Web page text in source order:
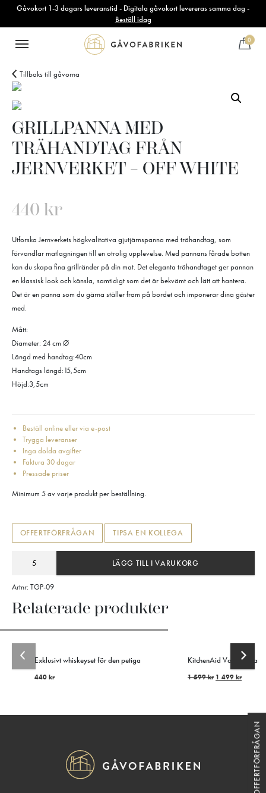
Gåvokort 1-3 dagars leveranstid - Digitala gåvokort levereras samma dag -
Beställ idag
0
Tillbaks till gåvorna
GRILLPANNA MED
TRÄHANDTAG FRÅN
JERNVERKET – OFF WHITE
440 kr
Utforska Jernverkets högkvalitativa gjutjärnspanna med trähandtag, som
förvandlar matlagningen till en otrolig upplevelse. Med pannans fårade botten
kan du skapa fina grillränder på din mat. Det eleganta trähandtaget ger pannan
en klassisk look och känsla, samtidigt som det är bekvämt och lätt att hantera.
Det är en panna som du gärna ställer fram på bordet och imponerar dina gäster
med.
Mått:
Diameter: 24 cm Ø
Längd med handtag:40cm
Handtags längd:15,5cm
Höjd:3,5cm
Beställ online eller via e-post
Trygga leveranser
Inga dolda avgifter
Faktura 30 dagar
Pressade priser
Minimum 5 av varje produkt per beställning.
OFFERTFÖRFRÅGAN TIPSA EN KOLLEGA
LÄGG TILL I VARUKORG
Artnr: TGP-09
Relaterade produkter
Exklusivt whiskeyset för den petiga
440 kr
KitchenAid
1 599kr 1 499kr
OFFERTFÖRFRÅGAN